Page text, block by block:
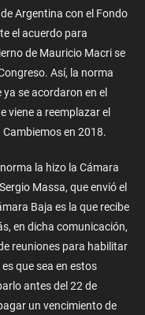
Argentina con el Fondo
el acuerdo para
de Mauricio Macri se
Así, la norma
se acordaron en el
viene a reemplazar el
en 2018.
la hizo la Cámara
Massa, que envió el
Baja es la que recibe
en dicha comunicación,
reuniones para habilitar
que sea en estos
antes del 22 de
un vencimiento de